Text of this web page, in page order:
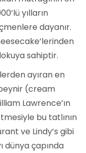
yılların
dayanır.
sahiptir.
ayıran en
(cream
Lawrence’ın
bu tatlının
ve Lindy’s gibi
dünya çapında